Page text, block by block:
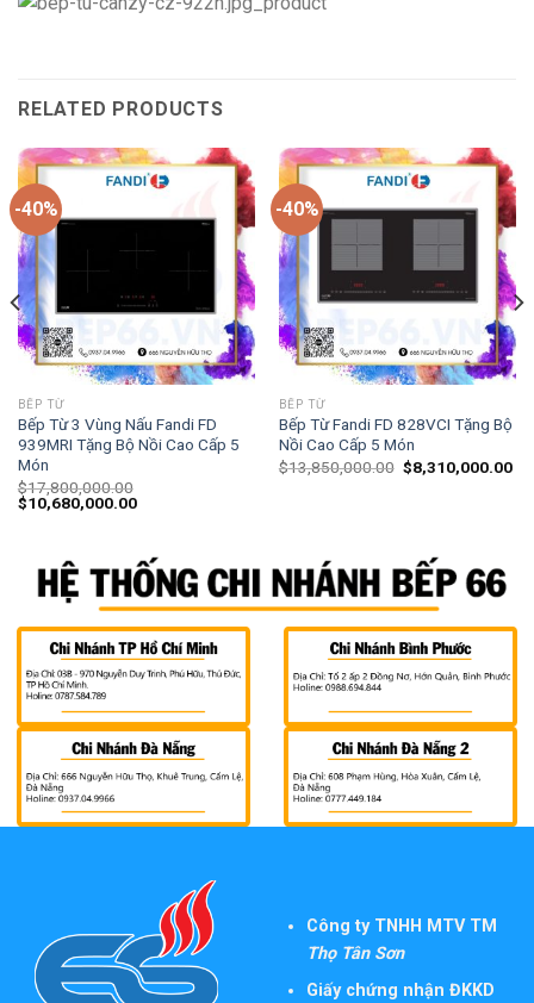
RELATED PRODUCTS
-40%
BẾP TỪ
Bếp Từ 3 Vùng Nấu Fandi FD
939MRI Tặng Bộ Nồi Cao Cấp 5
Món
$17,800,000.00
$10,680,000.00
-40%
BẾP TỪ
Bếp Từ Fandi FD 828VCI Tặng Bộ
Nồi Cao Cấp 5 Món
$13,850,000.00 $8,310,000.00
Công ty TNHH MTV TM
Thọ Tân Sơn
Giấy chứng nhận ĐKKD